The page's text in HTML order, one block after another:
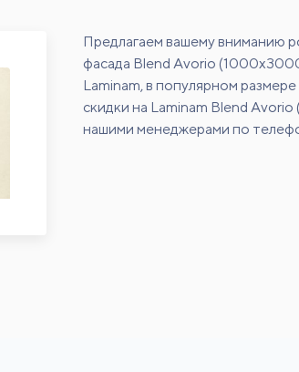
Предлагаем вашему вниманию
фасада Blend Avorio
Laminam, в популярном
скидки на Laminam Blend
нашими менеджерами по